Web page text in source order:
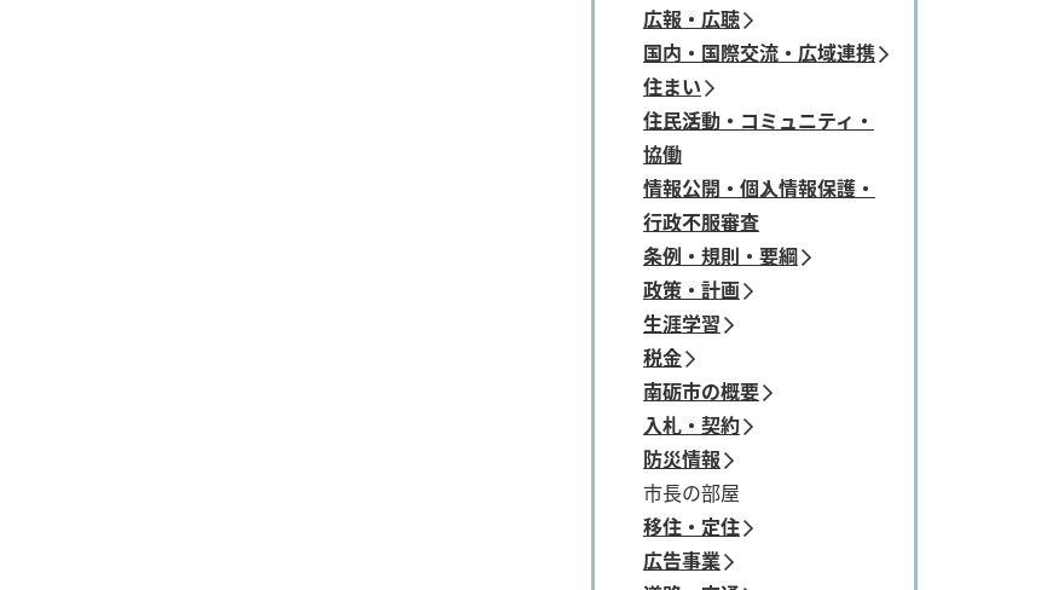
広報・広聴
国内・国際交流・広域連携
住まい
住民活動・コミュニティ・
協働
情報公開・個人情報保護・
行政不服審査
条例・規則・要綱
政策・計画
生涯学習
税金
南砺市の概要
入札・契約
防災情報
市長の部屋
移住・定住
広告事業